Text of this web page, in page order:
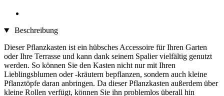
Beschreibung
Dieser Pflanzkasten ist ein hübsches Accessoire für Ihren Garten
oder Ihre Terrasse und kann dank seinem Spalier vielfältig genutzt
werden. So können Sie den Kasten nicht nur mit Ihren
Lieblingsblumen oder -kräutern bepflanzen, sondern auch kleine
Pflanztöpfe daran anbringen. Da dieser Pflanzkasten außerdem über
kleine Rollen verfügt, können Sie ihn problemlos überall hin